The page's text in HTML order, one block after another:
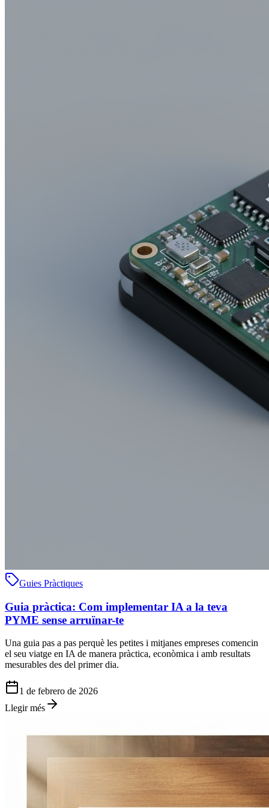
Guies Pràctiques
Guia pràctica: Com implementar IA a la teva
PYME sense arruïnar-te
Una guia pas a pas perquè les petites i mitjanes empreses comencin
el seu viatge en IA de manera pràctica, econòmica i amb resultats
mesurables des del primer dia.
1 de febrero de 2026
Llegir més